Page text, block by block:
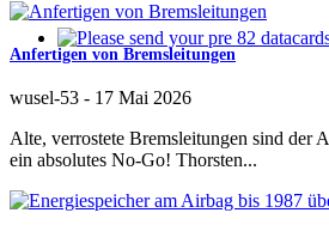
Please send your pre 82 datacards
Anfertigen von Bremsleitungen
wusel-53 - 17 Mai 2026
Alte, verrostete Bremsleitungen sind der
ein absolutes No-Go! Thorsten...